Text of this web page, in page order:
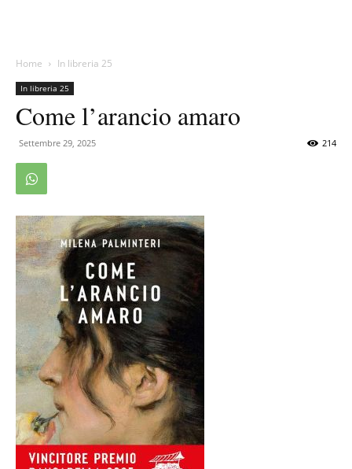
Home In libreria 25
In libreria 25
Come l’arancio amaro
Settembre 29, 2025 214